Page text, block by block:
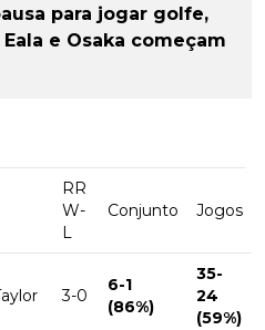
para jogar golfe,
e Osaka começam
RR
W-
L
Conjunto Jogos
3-0
6-1
(86%)
35-
24
(59%)